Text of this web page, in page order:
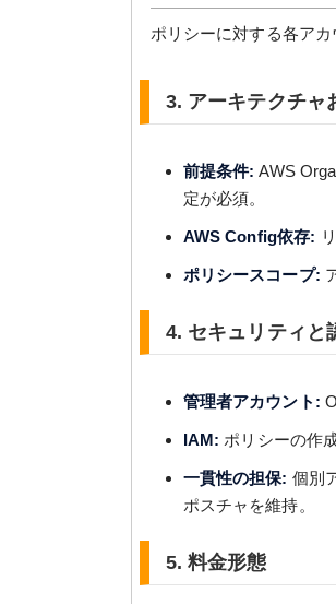
ポリシーに対する各ア
3. アーキテクチャ
前提条件: AWS
定が必須。
AWS Config依存:
ポリシースコープ:
4. セキュリティと
管理者アカウント:
IAM: ポリシーの作
一貫性の担保: 個別
ポスチャを維持。
5. 料金形態